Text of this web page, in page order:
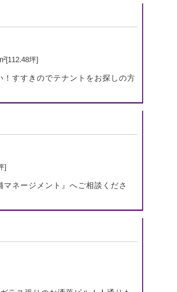
[112.48坪]
すすきのでテナントをお探しの方
]
ネージメント』へご相談くださ